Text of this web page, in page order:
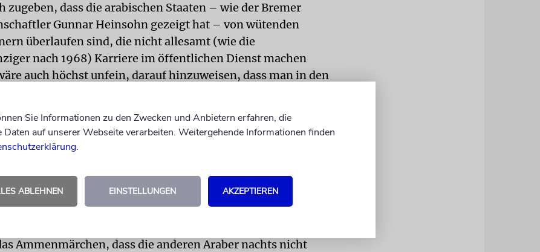
zugeben, dass die arabischen Staaten – wie der Bremer
Gunnar Heinsohn gezeigt hat – von wütenden
überlaufen sind, die nicht allesamt (wie die
nach 1968) Karriere im öffentlichen Dienst machen
auch höchst unfein, darauf hinzuweisen, dass man in den
Die Regimes können auf mündige Bürger gut und gern
genügt vollauf, ihre Untertanen am Ölreichtum
brabbeln wir lieber etwas von Kulturunterschieden, die in
gewachsen sein sollen.
goutiere jede Propagandalüge der arabischen Regimes, als
Ammenmärchen, dass die anderen Araber nachts nicht
Sie Informationen zu den Zwecken und Anbietern erfahren, die
Daten auf unserer Webseite verarbeiten. Weitergehende Informationen finden
.
ABLEHNEN EINSTELLUNGEN AKZEPTIEREN